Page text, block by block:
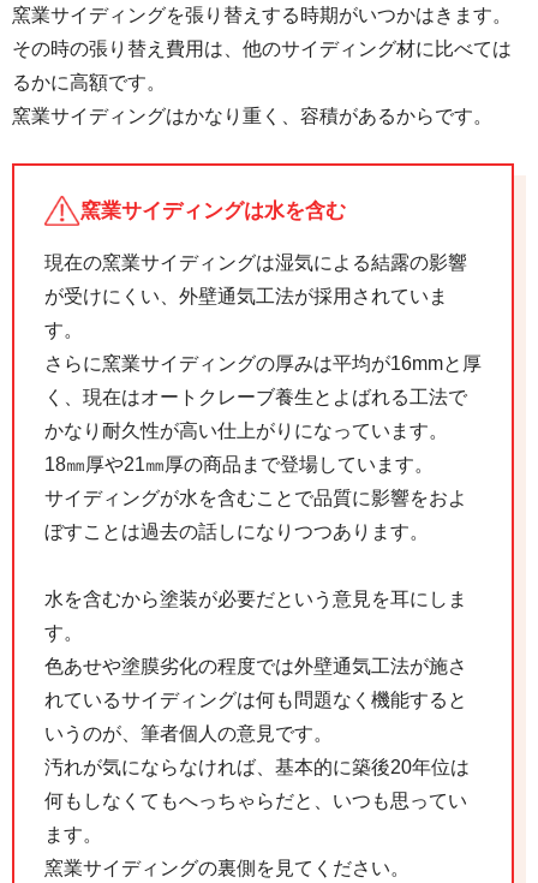
窯業サイディングを張り替えする時期がいつかはきます。
その時の張り替え費用は、他のサイディング材に比べては
るかに高額です。
窯業サイディングはかなり重く、容積があるからです。
窯業サイディングは水を含む
現在の窯業サイディングは湿気による結露の影響
が受けにくい、外壁通気工法が採用されていま
す。
さらに窯業サイディングの厚みは平均が16mmと厚
く、現在はオートクレーブ養生とよばれる工法で
かなり耐久性が高い仕上がりになっています。
18㎜厚や21㎜厚の商品まで登場しています。
サイディングが水を含むことで品質に影響をおよ
ぼすことは過去の話しになりつつあります。
水を含むから塗装が必要だという意見を耳にしま
す。
色あせや塗膜劣化の程度では外壁通気工法が施さ
れているサイディングは何も問題なく機能すると
いうのが、筆者個人の意見です。
汚れが気にならなければ、基本的に築後20年位は
何もしなくてもへっちゃらだと、いつも思ってい
ます。
窯業サイディングの裏側を見てください。